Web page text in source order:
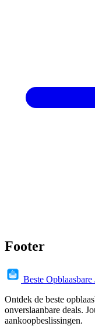
Footer
Beste Opblaasbare
Ontdek de beste
onverslaanbare deals.
aankoopbeslissingen.